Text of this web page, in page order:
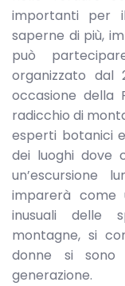
importanti per
saperne di più,
può
organizzato
occasione della
radicchio di
esperti botanici
dei luoghi dove
un’escursione
imparerà come
inusuali delle
montagne, si
donne si sono
generazione.